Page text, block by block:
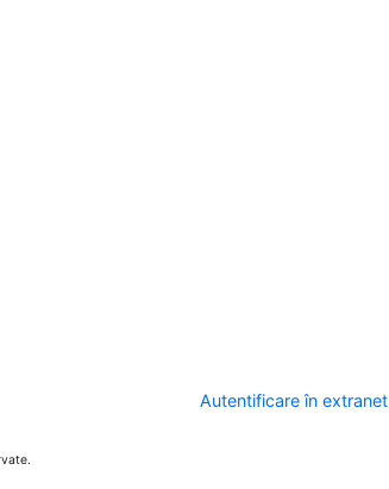
Autentificare în extranet